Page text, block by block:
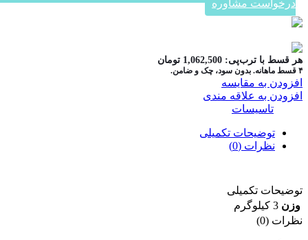
درخواست مشاوره
هر قسط با ترب‌پی: 1,062,500 تومان
۴ قسط ماهانه. بدون سود، چک و ضامن.
افزودن به مقایسه
افزودن به علاقه مندی
تاسیسات
توضیحات تکمیلی
نظرات (0)
توضیحات تکمیلی
وزن 3 کیلوگرم
نظرات (0)